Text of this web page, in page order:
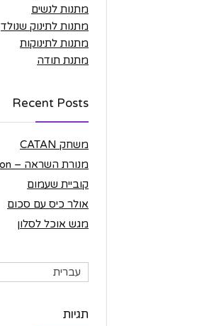
מתנות לנשים
מתנות לתינוק שנולד
מתנות לתינוקות
מתנת תודה
Recent Posts
משחק CATAN
מנורת השראה – The Inspiration
קוביית שעמום
אולר כיס עם סכום
מגש אוכל לסלון
עברית
תגיות